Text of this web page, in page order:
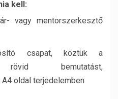
kell:
vagy mentorszerkesztő
csapat, köztük a
bemutatást,
oldal terjedelemben